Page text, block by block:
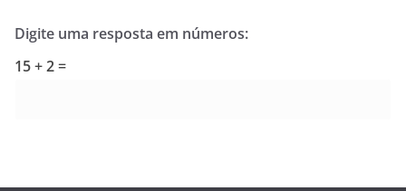
Digite uma resposta em números:
15 + 2 =